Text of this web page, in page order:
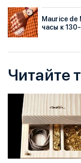
Maurice de
часы к
Читайте